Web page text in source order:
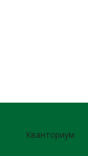
Кванториум